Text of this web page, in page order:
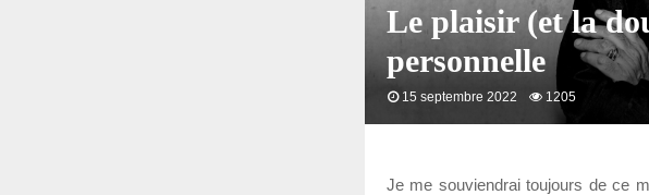
Le plaisir (et la
personnelle
15 septembre 2022 1205
Je me souviendrai toujours de ce